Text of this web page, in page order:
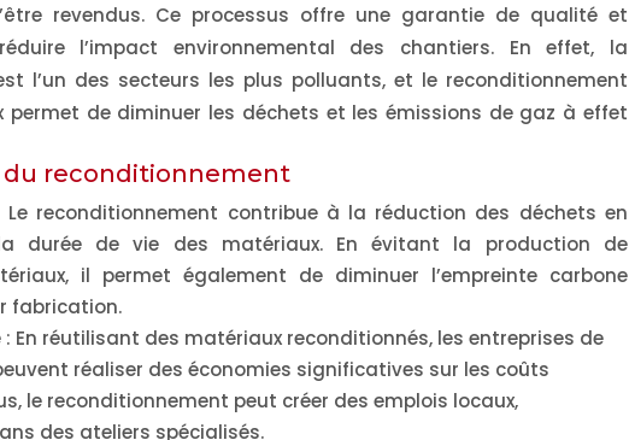
revendus. Ce processus offre une garantie de qualité et
l’impact environnemental des chantiers. En effet, la
l’un des secteurs les plus polluants, et le reconditionnement
permet de diminuer les déchets et les émissions de gaz à effet
du reconditionnement
reconditionnement contribue à la réduction des déchets en
durée de vie des matériaux. En évitant la production de
il permet également de diminuer l’empreinte carbone
fabrication.
: En réutilisant des matériaux reconditionnés, les entreprises de
réaliser des économies significatives sur les coûts
le reconditionnement peut créer des emplois locaux,
des ateliers spécialisés.